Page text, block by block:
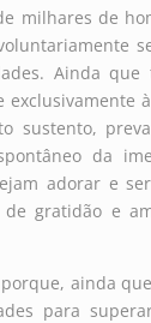
milhares de
Ainda que
exclusivamente
sustento,
da
adorar e
gratidão e
ainda
para